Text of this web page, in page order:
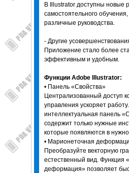
В Illustrator доступны новые
самостоятельного
различные руководства.
- Другие
Приложение стало более
эффективным и удобным.
Функции Adobe Illustrator:
• Панель «Свойства»
Централизованный доступ
управления ускоряет
интеллектуальная панель
содержит только нужные
которые появляются в
• Марионеточная
Преобразуйте векторную
естественный вид. Функция
деформация» позволяет